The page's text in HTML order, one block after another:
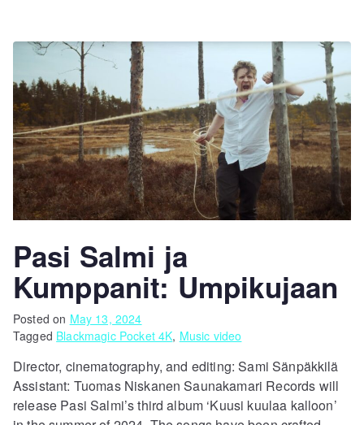
Pasi Salmi ja
Kumppanit: Umpikujaan
Posted on May 13, 2024
Tagged Blackmagic Pocket 4K, Music video
Director, cinematography, and editing: Sami Sänpäkkilä
Assistant: Tuomas Niskanen Saunakamari Records will
release Pasi Salmi’s third album ‘Kuusi kuulaa kalloon’